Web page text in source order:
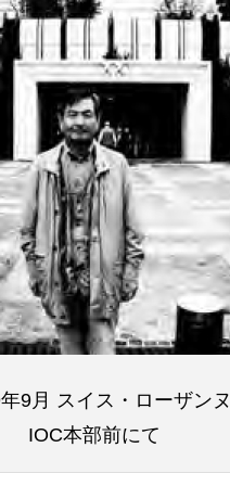
9月 スイス・ローザンヌ
IOC本部前にて